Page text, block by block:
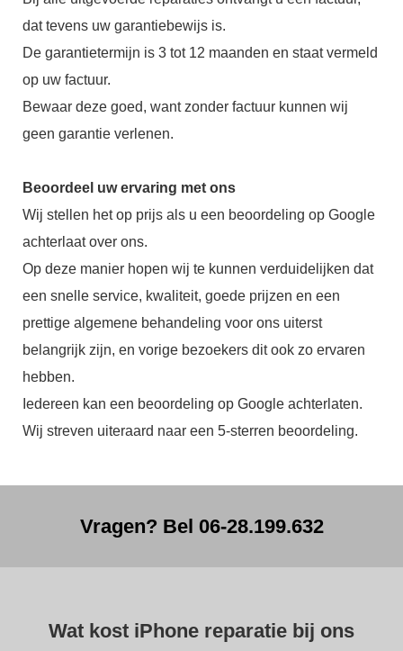
dat tevens uw garantiebewijs is.
De garantietermijn is 3 tot 12 maanden en staat vermeld
op uw factuur.
Bewaar deze goed, want zonder factuur kunnen wij
geen garantie verlenen.
Beoordeel uw ervaring met ons
Wij stellen het op prijs als u een beoordeling op Google
achterlaat over ons.
Op deze manier hopen wij te kunnen verduidelijken dat
een snelle service, kwaliteit, goede prijzen en een
prettige algemene behandeling voor ons uiterst
belangrijk zijn, en vorige bezoekers dit ook zo ervaren
hebben.
Iedereen kan een beoordeling op Google achterlaten.
Wij streven uiteraard naar een 5-sterren beoordeling.
Vragen? Bel 06-28.199.632
Wat kost iPhone reparatie bij ons